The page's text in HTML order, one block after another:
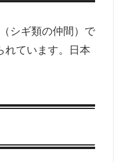
シギ類の仲間）で
れています。日本